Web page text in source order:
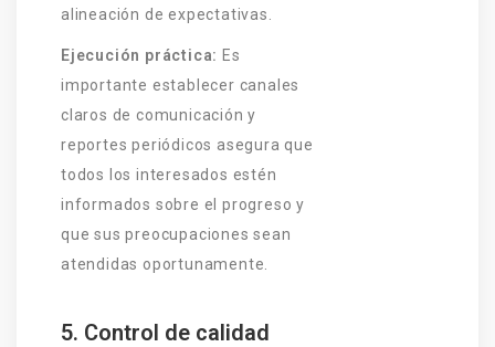
alineación de expectativas.
Ejecución práctica: Es
importante establecer canales
claros de comunicación y
reportes periódicos asegura que
todos los interesados estén
informados sobre el progreso y
que sus preocupaciones sean
atendidas oportunamente.
5. Control de calidad